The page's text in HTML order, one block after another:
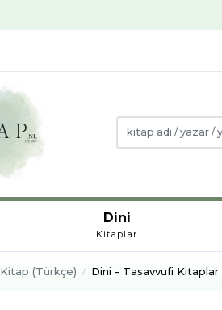
Dini
Kitaplar
Kitap (Türkçe) Dini - Tasavvufi Kitaplar